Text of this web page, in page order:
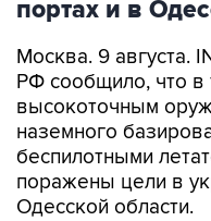
портах и в
Москва. 9 августа.
РФ сообщило, что в
высокоточным
наземного
беспилотными
поражены цели в
Одесской области.